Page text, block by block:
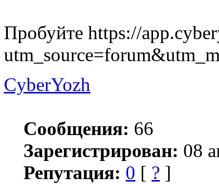
Пробуйте https://
CyberYozh
Сообщения: 66
Зарегистрирован: 08
Репутация: 0 [ ? ]